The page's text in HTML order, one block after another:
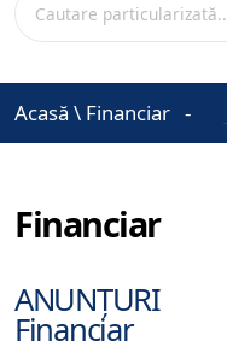
Acasă \ Financiar -
Financiar
ANUNȚURI
Financiar